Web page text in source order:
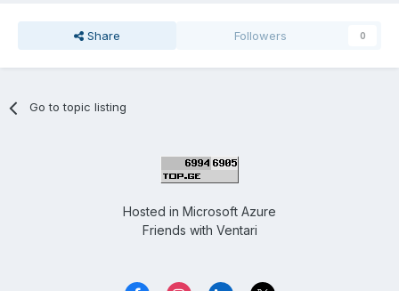
Share Followers 0
Go to topic listing
Hosted in Microsoft Azure
Friends with Ventari